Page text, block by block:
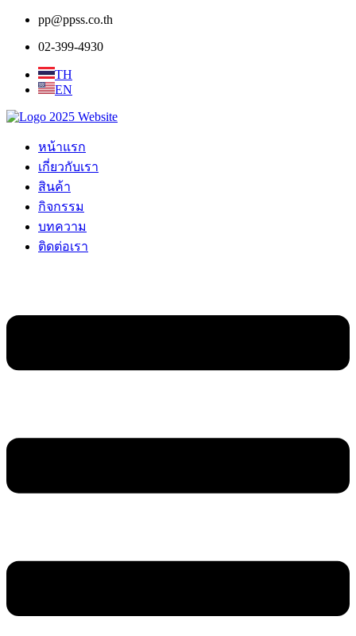
pp@ppss.co.th
02-399-4930
TH
EN
หน้าแรก
เกี่ยวกับเรา
สินค้า
กิจกรรม
บทความ
ติดต่อเรา
Lanemark